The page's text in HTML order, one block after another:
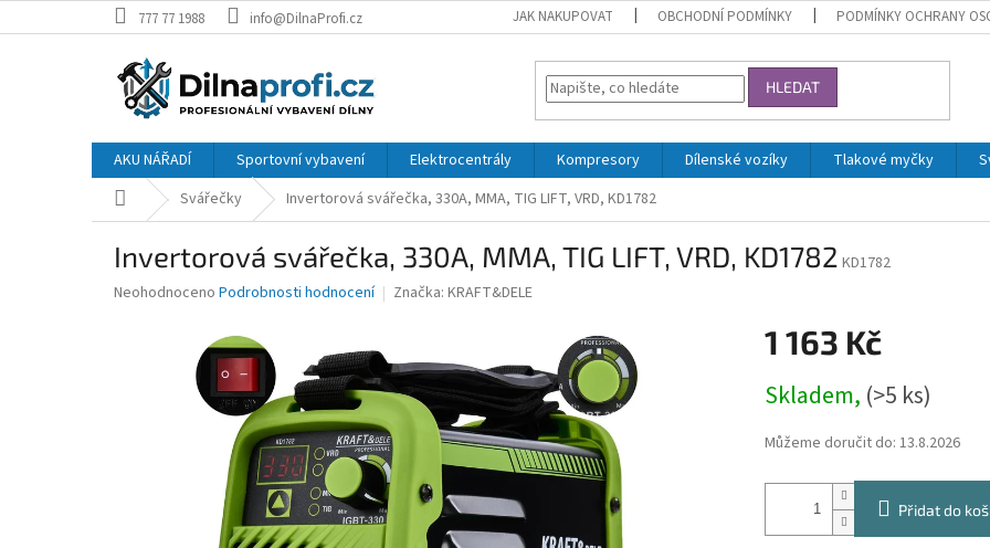
na
777 77 1988 info@DilnaProfi.cz JAK NAKUPOVAT OBCHODNÍ PODMÍNKY PODMÍNKY OCHRANY
HLEDAT
AKU NÁŘADÍ Sportovní vybavení Elektrocentrály Kompresory Dílenské vozíky Tlakové myčky
Domů Svářečky Invertorová svářečka, 330A, MMA, TIG LIFT, VRD, KD1782
Invertorová svářečka, 330A, MMA, TIG LIFT, VRD, KD1782 KD1782
Průměrné
Neohodnoceno Podrobnosti hodnocení Značka: KRAFT&DELE
1 163 Kč
cena:
Skladem, (>5 ks)
Můžeme doručit do: 13.8.2026
Přidat do